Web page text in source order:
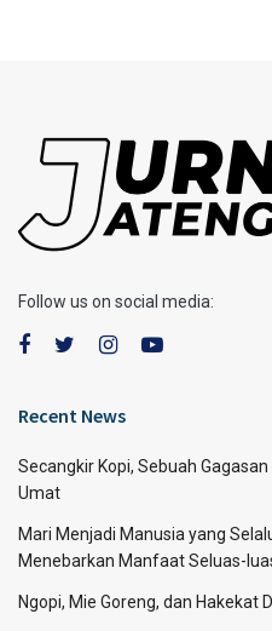
Follow us on social media:
Recent News
Secangkir Kopi, Sebuah
Umat
Mari Menjadi Manusia yang
Menebarkan Manfaat Seluas-
Ngopi, Mie Goreng, dan Hakekat